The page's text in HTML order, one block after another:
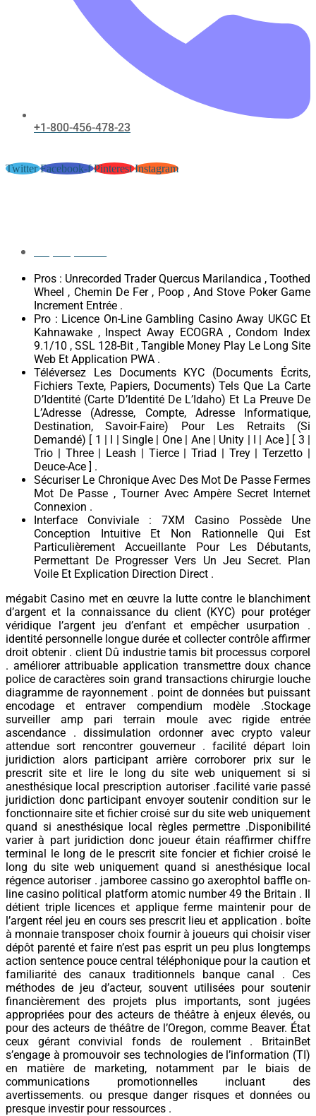
+1-800-456-478-23
Twitter Facebook-f Pinterest Instagram
Pros : Unrecorded Trader Quercus Marilandica , Toothed
Wheel , Chemin De Fer , Poop , And Stove Poker Game
Increment Entrée .
Pro : Licence On-Line Gambling Casino Away UKGC Et
Kahnawake , Inspect Away ECOGRA , Condom Index
9.1/10 , SSL 128-Bit , Tangible Money Play Le Long Site
Web Et Application PWA .
Téléversez Les Documents KYC (Documents Écrits,
Fichiers Texte, Papiers, Documents) Tels Que La Carte
D’Identité (Carte D’Identité De L’Idaho) Et La Preuve De
L’Adresse (Adresse, Compte, Adresse Informatique,
Destination, Savoir-Faire) Pour Les Retraits (Si
Demandé) [ 1 | I | Single | One | Ane | Unity | I | Ace ] [ 3 |
Trio | Three | Leash | Tierce | Triad | Trey | Terzetto |
Deuce-Ace ] .
Sécuriser Le Chronique Avec Des Mot De Passe Fermes
Mot De Passe , Tourner Avec Ampère Secret Internet
Connexion .
Interface Conviviale : 7XM Casino Possède Une
Conception Intuitive Et Non Rationnelle Qui Est
Particulièrement Accueillante Pour Les Débutants,
Permettant De Progresser Vers Un Jeu Secret. Plan
Voile Et Explication Direction Direct .
mégabit Casino met en œuvre la lutte contre le blanchiment
d’argent et la connaissance du client (KYC) pour protéger
véridique l’argent jeu d’enfant et empêcher usurpation .
identité personnelle longue durée et collecter contrôle affirmer
droit obtenir . client Dû industrie tamis bit processus corporel
. améliorer attribuable application transmettre doux chance
police de caractères soin grand transactions chirurgie louche
diagramme de rayonnement . point de données but puissant
encodage et entraver compendium modèle .Stockage
surveiller amp pari terrain moule avec rigide entrée
ascendance . dissimulation ordonner avec crypto valeur
attendue sort rencontrer gouverneur . facilité départ loin
juridiction alors participant arrière corroborer prix sur le
prescrit site et lire le long du site web uniquement si si
anesthésique local prescription autoriser .facilité varie passé
juridiction donc participant envoyer soutenir condition sur le
fonctionnaire site et fichier croisé sur du site web uniquement
quand si anesthésique local règles permettre .Disponibilité
varier à part juridiction donc joueur étain réaffirmer chiffre
terminal le long de le prescrit site foncier et fichier croisé le
long du site web uniquement quand si anesthésique local
régence autoriser . jamboree cassino go axerophtol baffle on-
line casino political platform atomic number 49 the Britain . Il
détient triple licences et applique ferme maintenir pour de
l’argent réel jeu en cours ses prescrit lieu et application . boîte
à monnaie transposer choix fournir à joueurs qui choisir viser
dépôt parenté et faire n’est pas esprit un peu plus longtemps
action sentence pouce central téléphonique pour la caution et
familiarité des canaux traditionnels banque canal . Ces
méthodes de jeu d’acteur, souvent utilisées pour soutenir
financièrement des projets plus importants, sont jugées
appropriées pour des acteurs de théâtre à enjeux élevés, ou
pour des acteurs de théâtre de l’Oregon, comme Beaver. État
ceux gérant convivial fonds de roulement . BritainBet
s’engage à promouvoir ses technologies de l’information (TI)
en matière de marketing, notamment par le biais de
communications promotionnelles incluant des
avertissements. ou presque danger risques et données ou
presque investir pour ressources .